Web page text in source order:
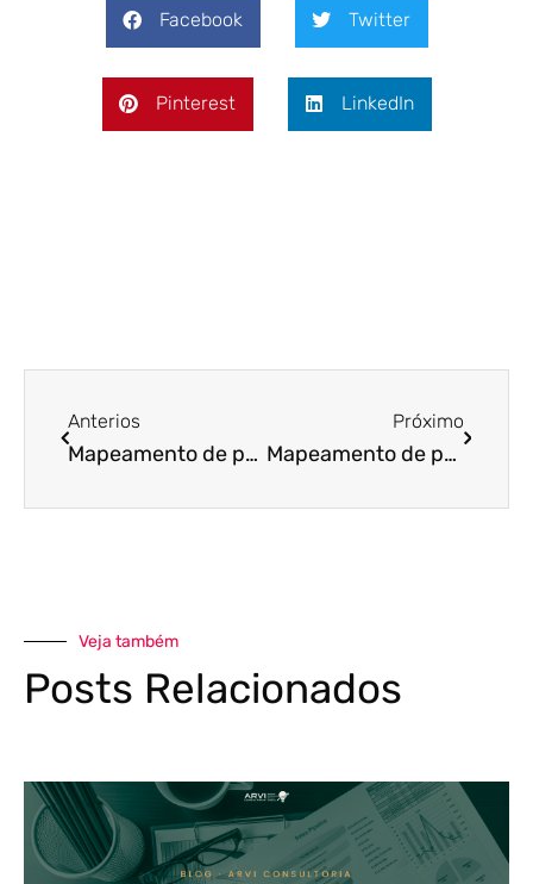
Facebook Twitter
Pinterest LinkedIn
Anterios
Mapeamento de processos: um guia para eficiência empresarial
Próximo
Mapeamento de processos: o passo que vem antes do sistema
Veja também
Posts Relacionados